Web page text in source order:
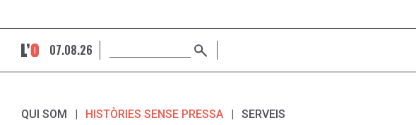
07.08.26
QUI SOM HISTÒRIES SENSE PRESSA SERVEIS